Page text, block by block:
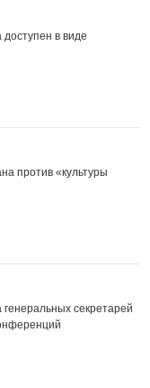
доступен в виде
против «культуры
секретарей